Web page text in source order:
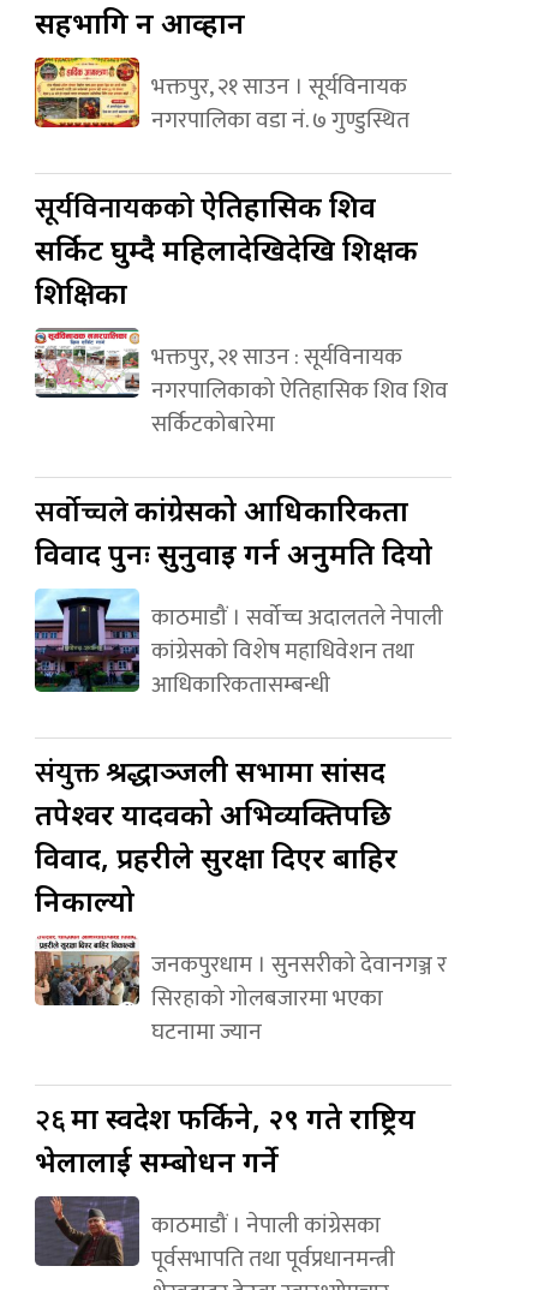
सहभागि हुन आव्हान
भक्तपुर, २१ साउन । सूर्यविनायक
नगरपालिका वडा नं. ७ गुण्डुस्थित
सूर्यविनायककोऐतिहासिक शिव
सर्किट घुम्दै महिलादेखिदेखि शिक्षक
शिक्षिका
भक्तपुर, २१ साउन : सूर्यविनायक
नगरपालिकाको ऐतिहासिक शिव शिव
सर्किटकोबारेमा
सर्वोच्चलेकांग्रेसको आधिकारिकता
विवाद पुनः सुनुवाइ गर्न अनुमति दियो
काठमाडौं । सर्वोच्च अदालतले नेपाली
कांग्रेसको विशेष महाधिवेशन तथा
आधिकारिकतासम्बन्धी
संयुक्तश्रद्धाञ्जली सभामा सांसद
तपेश्वर यादवको अभिव्यक्तिपछि
विवाद, प्रहरीले सुरक्षा दिएर बाहिर
निकाल्यो
जनकपुरधाम । सुनसरीको देवानगञ्ज र
सिरहाको गोलबजारमा भएका
घटनामा ज्यान
२६मा स्वदेश फर्किने, २९ गते राष्ट्रिय
भेलालाई सम्बोधन गर्ने
काठमाडौं । नेपाली कांग्रेसका
पूर्वसभापति तथा पूर्वप्रधानमन्त्री